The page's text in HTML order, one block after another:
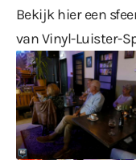
Bekijk hier een
van Vinyl-Luister-